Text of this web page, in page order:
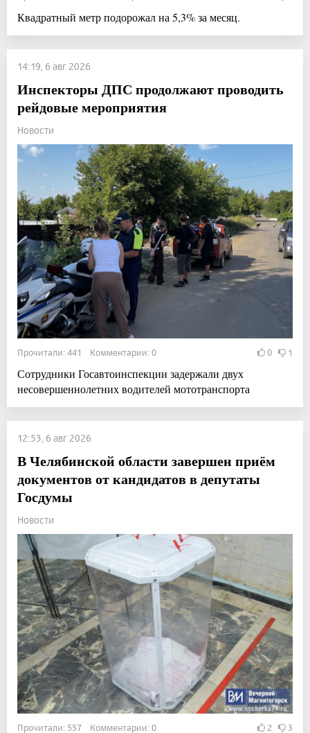
Квадратный метр подорожал на 5,3% за месяц.
14:19, 6 авг 2026
Инспекторы ДПС продолжают проводить
рейдовые мероприятия
Новости
Прочитали: 441 Комментарии: 0 0 1
Сотрудники Госавтоинспекции задержали двух
несовершеннолетних водителей мототранспорта
12:53, 6 авг 2026
В Челябинской области завершен приём
документов от кандидатов в депутаты
Госдумы
Новости
Прочитали: 557 Комментарии: 0 2 3